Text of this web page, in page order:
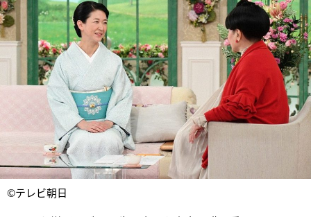
©テレビ朝日